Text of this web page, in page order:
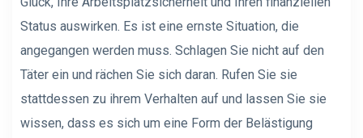
Status auswirken. Es ist eine ernste Situation, die
angegangen werden muss. Schlagen Sie nicht auf den
Täter ein und rächen Sie sich daran. Rufen Sie sie
stattdessen zu ihrem Verhalten auf und lassen Sie sie
wissen, dass es sich um eine Form der Belästigung